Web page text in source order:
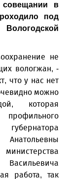
совещании в
под
не
вологжан, -
что у нас нет
можно
которая
профильного
работа, так